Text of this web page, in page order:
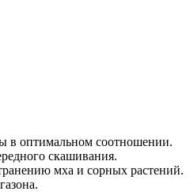
в оптимальном соотношении.
скашивания.
мха и сорных растений.